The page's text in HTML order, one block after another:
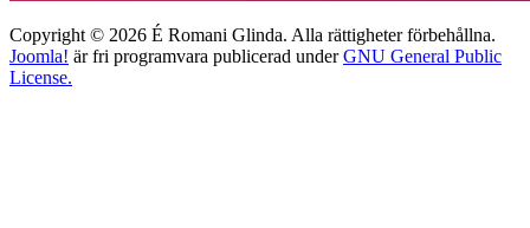
Copyright © 2026 É Romani Glinda. Alla rättigheter förbehållna.
Joomla! är fri programvara publicerad underGNU General Public
License.